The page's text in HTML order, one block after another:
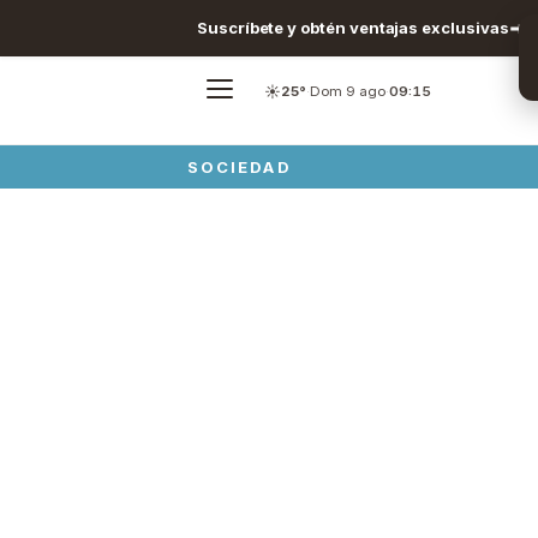
Suscríbete y obtén ventajas exclusivas
☀️25°·Dom 9 ago·09:15
SOCIEDAD